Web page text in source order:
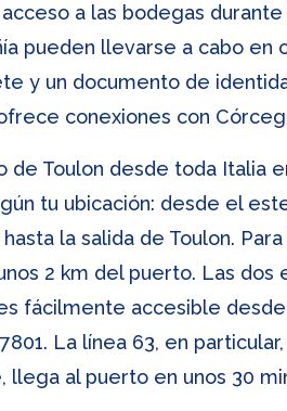
a las bodegas
pueden llevarse a cabo
y un documento de
conexiones con
Toulon desde toda Italia
tu ubicación: desde el
la salida de Toulon.
2 km del puerto. Las
fácilmente accesible
La línea 63, en
llega al puerto en unos 30